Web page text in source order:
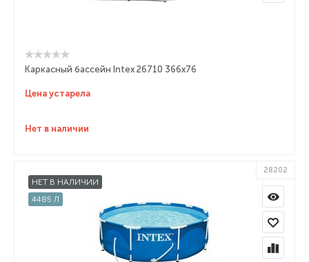
Каркасный бассейн Intex 26710 366x76
Цена устарела
Нет в наличии
НЕТ В НАЛИЧИИ
4485 Л
28202